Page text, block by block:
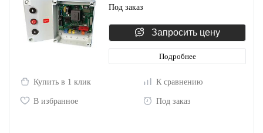
D113768 00002
Под заказ
Запросить цену
Подробнее
Купить в 1 клик К сравнению
В избранное Под заказ